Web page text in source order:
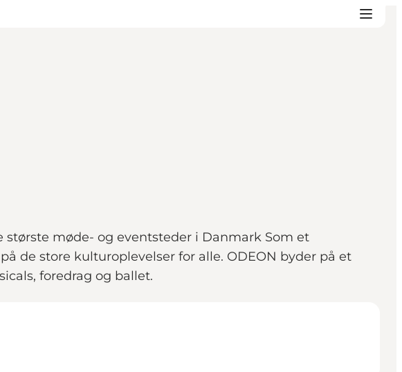
møde- og eventsteder i Danmark Som et
de store kulturoplevelser for alle. ODEON byder på et
foredrag og ballet.